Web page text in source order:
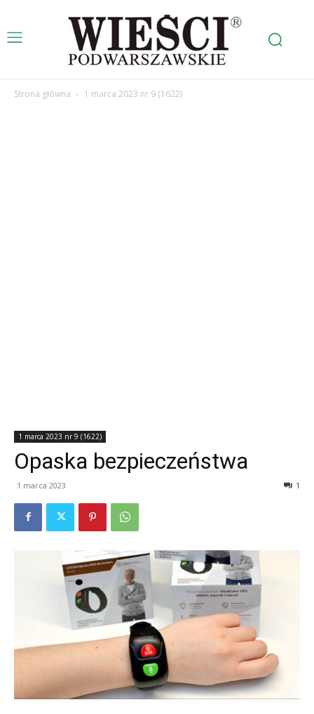
Strona główna 1 marca 2023 nr 9 (1622)
1 marca 2023 nr 9 (1622)
Opaska bezpieczeństwa
1 marca 2023 1